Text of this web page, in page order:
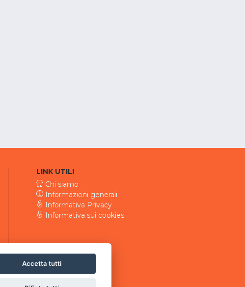
LINK UTILI
Chi siamo
Informazioni generali
Informativa Privacy
Informativa sui cookies
Accetta tutti